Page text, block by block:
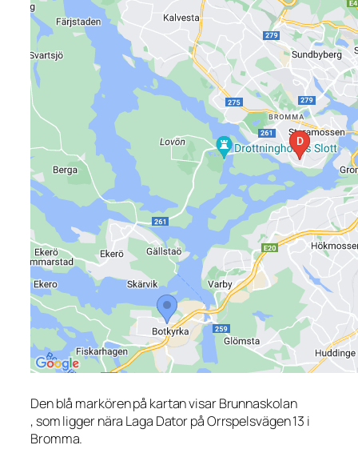
Den blå markören på kartan visar Brunnaskolan
, som ligger nära Laga Dator på Orrspelsvägen 13 i
Bromma.